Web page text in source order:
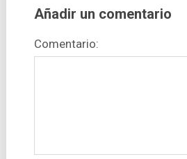
Añadir un comentario
Comentario: